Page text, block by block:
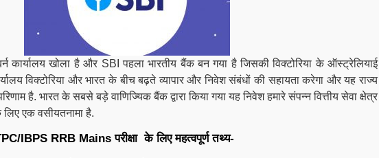
कार्यालय खोला है और SBI पहला भारतीय बैंक बन गया है जिसकी विक्टोरिया के ऑस्ट्रेलियाई
विक्टोरिया और भारत के बीच बढ़ते व्यापार और निवेश संबंधों की सहायता करेगा और यह राज्य
है. भारत के सबसे बड़े वाणिज्यिक बैंक द्वारा किया गया यह निवेश हमारे संपन्न वित्तीय सेवा क्षेत्र
एक वसीयतनामा है.
IBPS RRB Mains परीक्षा के लिए महत्वपूर्ण तथ्य-